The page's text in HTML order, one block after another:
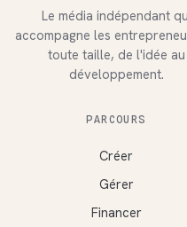
Le média indépendant
accompagne les
toute taille, de l'idée au
développement.
PARCOURS
Créer
Gérer
Financer